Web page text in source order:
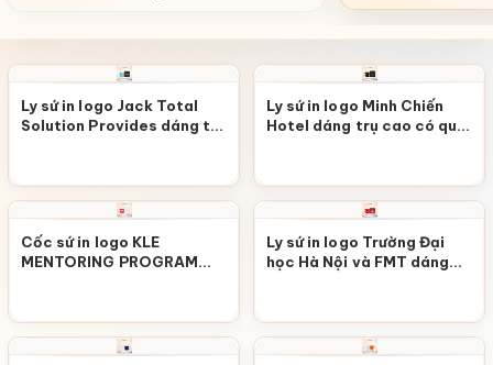
Ly sứ in logo Jack Total
Solution Provides dáng trụ
Ly sứ in logo Minh Chiến
Hotel dáng trụ cao có quai
Cốc sứ in logo KLE
MENTORING PROGRAM
Ly sứ in logo Trường Đại
học Hà Nội và FMT dáng